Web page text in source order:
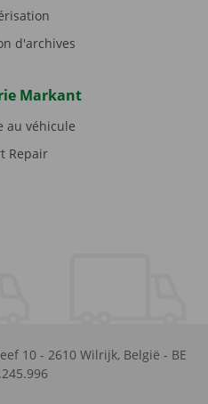
d'archives
Markant
au véhicule
Repair
10 - 2610 Wilrijk, België - BE